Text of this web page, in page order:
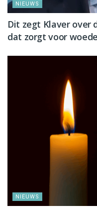
NIEUWS
Dit zegt Klaver over
dat zorgt voor
NIEUWS